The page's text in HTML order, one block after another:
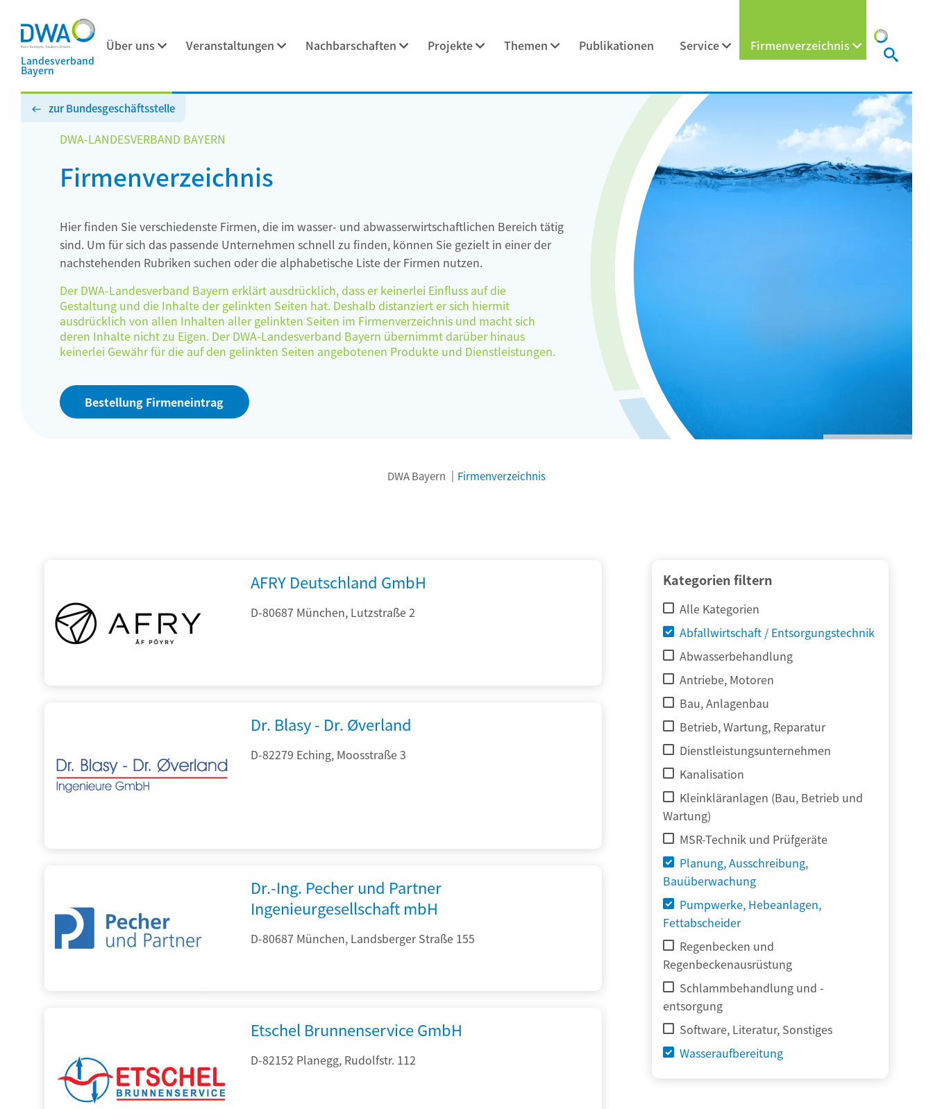
Landesverband
Bayern
Über uns Veranstaltungen Nachbarschaften Projekte Themen Publikationen Service Firmenverzeichnis
zur Bundesgeschäftsstelle
DWA-LANDESVERBAND BAYERN
Firmenverzeichnis
Hier finden Sie verschiedenste Firmen, die im wasser- und abwasserwirtschaftlichen Bereich tätig
sind. Um für sich das passende Unternehmen schnell zu finden, können Sie gezielt in einer der
nachstehenden Rubriken suchen oder die alphabetische Liste der Firmen nutzen.
Der DWA-Landesverband Bayern erklärt ausdrücklich, dass er keinerlei Einfluss auf die
Gestaltung und die Inhalte der gelinkten Seiten hat. Deshalb distanziert er sich hiermit
ausdrücklich von allen Inhalten aller gelinkten Seiten im Firmenverzeichnis und macht sich
deren Inhalte nicht zu Eigen. Der DWA-Landesverband Bayern übernimmt darüber hinaus
keinerlei Gewähr für die auf den gelinkten Seiten angebotenen Produkte und Dienstleistungen.
Bestellung Firmeneintrag
DWA Bayern Firmenverzeichnis
Kategorien filtern
Alle Kategorien
Abfallwirtschaft / Entsorgungstechnik
Abwasserbehandlung
Antriebe, Motoren
Bau, Anlagenbau
Betrieb, Wartung, Reparatur
Dienstleistungsunternehmen
Kanalisation
Kleinkläranlagen (Bau, Betrieb und
Wartung)
MSR-Technik und Prüfgeräte
Planung, Ausschreibung,
Bauüberwachung
Pumpwerke, Hebeanlagen,
Fettabscheider
Regenbecken und
Regenbeckenausrüstung
Schlammbehandlung und -
entsorgung
Software, Literatur, Sonstiges
Wasseraufbereitung
AFRY Deutschland GmbH
D-80687 München, Lutzstraße 2
Dr. Blasy - Dr. Øverland
D-82279 Eching, Moosstraße 3
Dr.-Ing. Pecher und Partner
Ingenieurgesellschaft mbH
D-80687 München, Landsberger Straße 155
Etschel Brunnenservice GmbH
D-82152 Planegg, Rudolfstr. 112